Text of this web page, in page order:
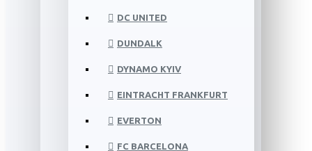
DC UNITED
DUNDALK
DYNAMO KYIV
EINTRACHT FRANKFURT
EVERTON
FC BARCELONA